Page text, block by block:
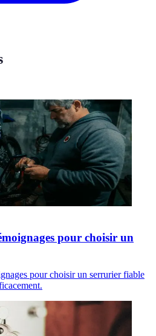
pour choisir un
pour choisir un serrurier fiable